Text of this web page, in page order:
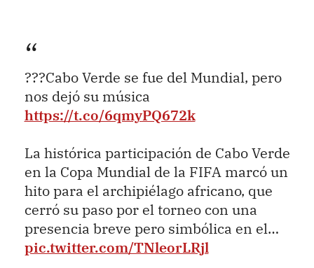
???Cabo Verde se fue del Mundial, pero
nos dejó su música
https://t.co/6qmyPQ672k
La histórica participación de Cabo Verde
en la Copa Mundial de la FIFA marcó un
hito para el archipiélago africano, que
cerró su paso por el torneo con una
presencia breve pero simbólica en el…
pic.twitter.com/TNleorLRjl